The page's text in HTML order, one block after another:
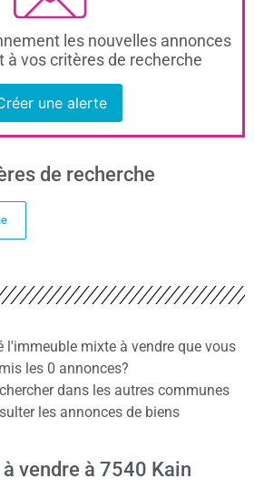
les nouvelles annonces
à vos critères de recherche
une alerte
de recherche
l'immeuble mixte à vendre que vous
les 0 annonces?
dans les autres communes
les annonces de biens
vendre à 7540 Kain